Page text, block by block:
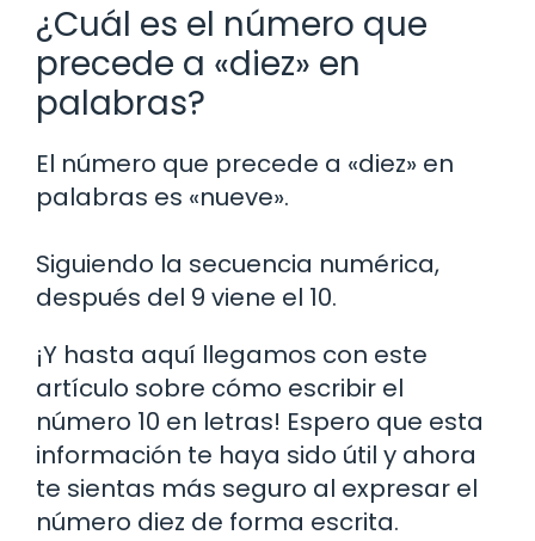
¿Cuál es el número que
precede a «diez» en
palabras?
El número que precede a «diez» en
palabras es «nueve».
Siguiendo la secuencia numérica,
después del 9 viene el 10.
¡Y hasta aquí llegamos con este
artículo sobre cómo escribir el
número 10 en letras! Espero que esta
información te haya sido útil y ahora
te sientas más seguro al expresar el
número diez de forma escrita.